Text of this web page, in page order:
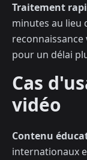
Traitement
minutes au lieu
pour un délai
Cas
vidéo
Contenu
internationaux